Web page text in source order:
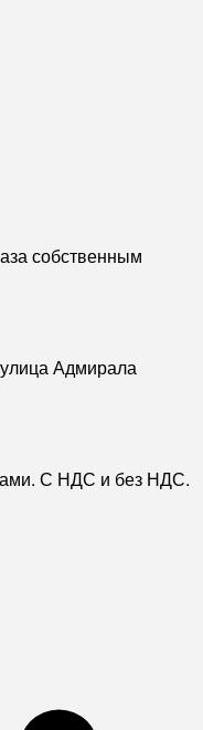
собственным
Адмирала
С НДС и без НДС.